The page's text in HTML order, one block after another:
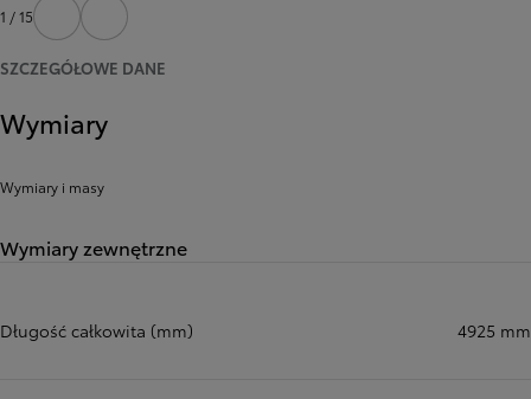
1 / 15 PoprzedniNastępny
SZCZEGÓŁOWE DANE
Wymiary
Wymiary i masy
Wymiary zewnętrzne
Długość całkowita (mm) 4925 mm